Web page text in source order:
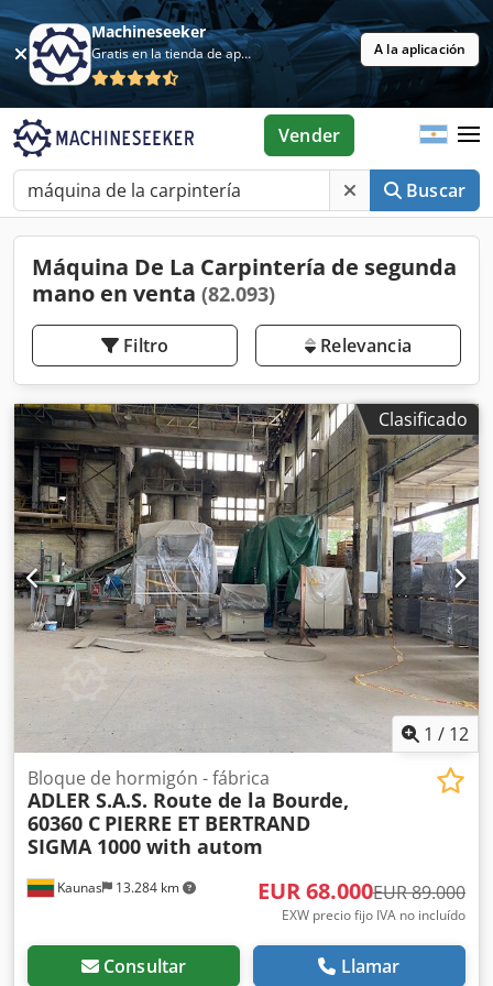
Machineseeker
Gratis en la tienda de aplicaciones A la aplicación
Buscar
Vender
Máquina De La Carpintería de segunda
mano en venta (82.093)
Filtro Relevancia
Clasificado
1 / 12
Kaunas 13.284 km
Bloque de hormigón - fábrica
ADLER S.A.S. Route de la Bourde,
60360 C PIERRE ET BERTRAND
SIGMA 1000 with autom
EUR 68.000EUR 89.000
EXW precio fijo IVA no incluído
Consultar Llamar